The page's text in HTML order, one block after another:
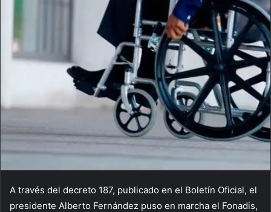
A través del decreto 187, publicado en el Boletín Oficial, el
presidente Alberto Fernández puso en marcha el Fonadis,